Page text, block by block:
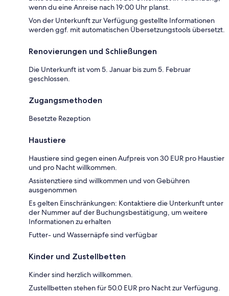
wenn du eine Anreise nach 19:00 Uhr planst.
Von der Unterkunft zur Verfügung gestellte Informationen
werden ggf. mit automatischen Übersetzungstools übersetzt.
Renovierungen und Schließungen
Die Unterkunft ist vom 5. Januar bis zum 5. Februar
geschlossen.
Zugangsmethoden
Besetzte Rezeption
Haustiere
Haustiere sind gegen einen Aufpreis von 30 EUR pro Haustier
und pro Nacht willkommen.
Assistenztiere sind willkommen und von Gebühren
ausgenommen
Es gelten Einschränkungen: Kontaktiere die Unterkunft unter
der Nummer auf der Buchungsbestätigung, um weitere
Informationen zu erhalten
Futter- und Wassernäpfe sind verfügbar
Kinder und Zustellbetten
Kinder sind herzlich willkommen.
Zustellbetten stehen für 50.0 EUR pro Nacht zur Verfügung.